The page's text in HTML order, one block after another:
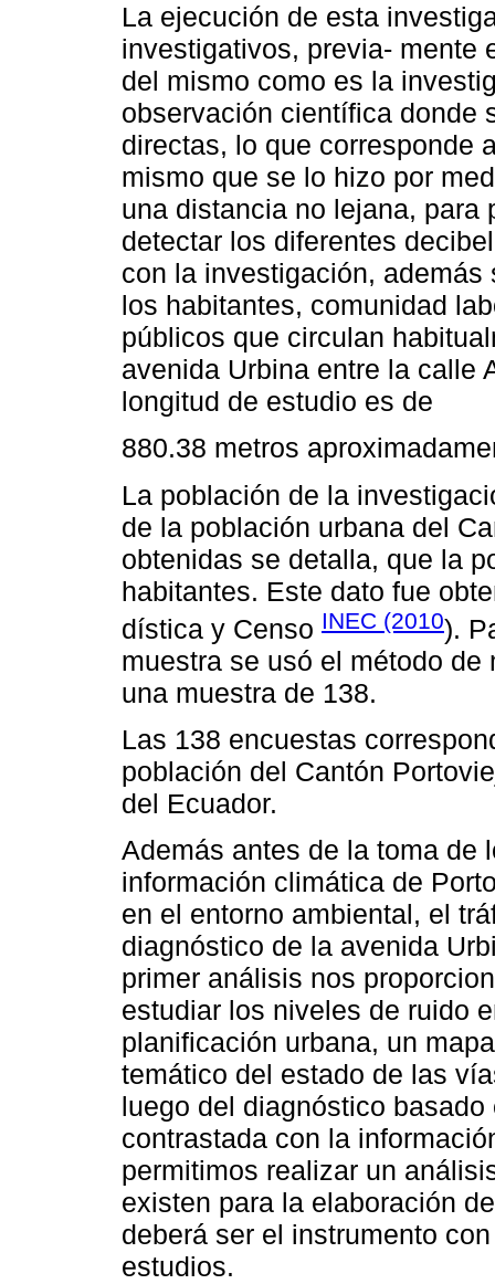
La ejecución de esta
investigativos, previa- mente
del mismo como es la
observación científica donde
directas, lo que corresponde
mismo que se lo hizo por
una distancia no lejana, para
detectar los diferentes
con la investigación,
los habitantes, comunidad
públicos que circulan
avenida Urbina entre la calle
longitud de estudio es de
880.38 metros
La población de la
de la población urbana del
obtenidas se detalla, que la
habitantes. Este dato fue
dística y Censo INEC (2010).
muestra se usó el método
una muestra de 138.
Las 138 encuestas
población del Cantón
del Ecuador.
Además antes de la toma de
información climática de
en el entorno ambiental, el
diagnóstico de la avenida
primer análisis nos
estudiar los niveles de ruido
planificación urbana, un
temático del estado de las
luego del diagnóstico
contrastada con la
permitimos realizar un
existen para la elaboración
deberá ser el instrumento
estudios.